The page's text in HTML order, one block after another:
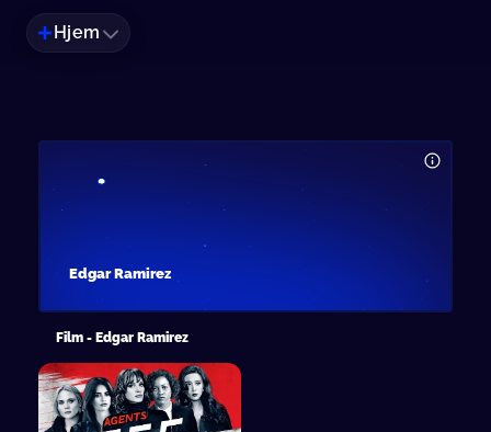
Hjem
Edgar Ramirez
Film - Edgar Ramirez